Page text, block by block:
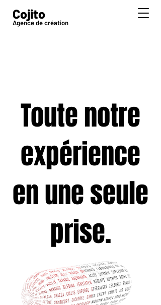
Cojito
Agence de création
Toute notre
expérience
en une seule
prise.